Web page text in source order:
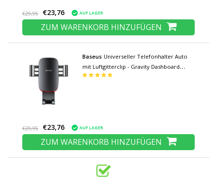
€29,95 €23,76 AUF LAGER
ZUM WARENKORB HINZUFÜGEN
Baseus Universeller Telefonhalter Auto
mit Luftgitterclip - Gravity Dashboard
Smartphone Halter Grau
€29,95 €23,76 AUF LAGER
ZUM WARENKORB HINZUFÜGEN